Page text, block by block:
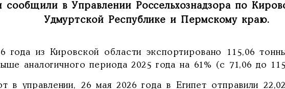
сообщили в Управлении Россельхознадзора по
Удмуртской Республике и Пермскому краю.
года из Кировской области экспортировано 115,06
аналогичного периода 2025 года на 61% (с 71,06 до
в управлении, 26 мая 2026 года в Египет отправили